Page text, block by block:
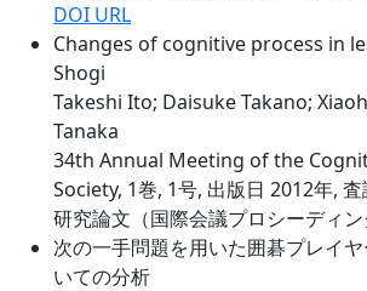
DOI URL
Changes of cognitive process in
Shogi
Takeshi Ito; Daisuke Takano;
Tanaka
34th Annual Meeting of the
Society, 1巻, 1号, 出版日 2012年,
研究論文（国際会議プロシーディ
次の一手問題を用いた囲碁プレイ
いての分析